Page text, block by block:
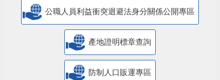
公職人員利益衝突迴避法身分關係公開專區
產地證明標章查詢
防制人口販運專區